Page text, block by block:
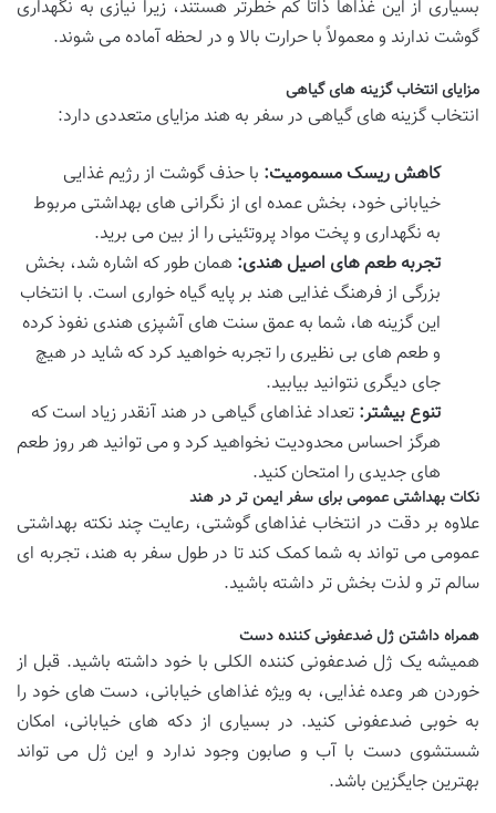
بسیاری از این غذاها ذاتاً کم خطرتر هستند، زیرا نیازی به نگهداری
گوشت ندارند و معمولاً با حرارت بالا و در لحظه آماده می شوند.
مزایای انتخاب گزینه های گیاهی
انتخاب گزینه های گیاهی در سفر به هند مزایای متعددی دارد:
کاهش ریسک مسمومیت: با حذف گوشت از رژیم غذایی
خیابانی خود، بخش عمده ای از نگرانی های بهداشتی مربوط
به نگهداری و پخت مواد پروتئینی را از بین می برید.
تجربه طعم های اصیل هندی: همان طور که اشاره شد، بخش
بزرگی از فرهنگ غذایی هند بر پایه گیاه خواری است. با انتخاب
این گزینه ها، شما به عمق سنت های آشپزی هندی نفوذ کرده
و طعم های بی نظیری را تجربه خواهید کرد که شاید در هیچ
جای دیگری نتوانید بیابید.
تنوع بیشتر: تعداد غذاهای گیاهی در هند آنقدر زیاد است که
هرگز احساس محدودیت نخواهید کرد و می توانید هر روز طعم
های جدیدی را امتحان کنید.
نکات بهداشتی عمومی برای سفر ایمن تر در هند
علاوه بر دقت در انتخاب غذاهای گوشتی، رعایت چند نکته بهداشتی
عمومی می تواند به شما کمک کند تا در طول سفر به هند، تجربه ای
سالم تر و لذت بخش تر داشته باشید.
همراه داشتن ژل ضدعفونی کننده دست
همیشه یک ژل ضدعفونی کننده الکلی با خود داشته باشید. قبل از
خوردن هر وعده غذایی، به ویژه غذاهای خیابانی، دست های خود را
به خوبی ضدعفونی کنید. در بسیاری از دکه های خیابانی، امکان
شستشوی دست با آب و صابون وجود ندارد و این ژل می تواند
بهترین جایگزین باشد.